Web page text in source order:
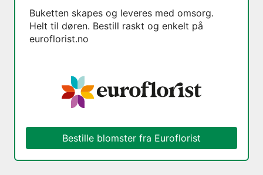
Buketten skapes og leveres med omsorg.
Helt til døren. Bestill raskt og enkelt på
euroflorist.no
Bestille blomster fra Euroflorist